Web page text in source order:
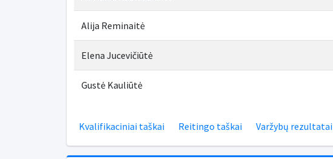
Alija Reminaitė
Elena Jucevičiūtė
Gustė Kauliūtė
Kvalifikaciniai taškai Reitingo taškai Varžybų rezultatai